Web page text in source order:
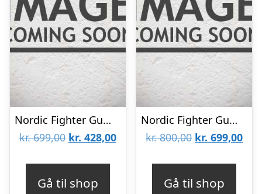
Nordic Fighter Gummi Floor Guards Fitnessgulv All Black 25mm
kr.699,00 Den
kr. 428,00Den
Gå til shop
Nordic Fighter Gummi Floor Guards Fitnessgulv All Black 30mm
kr.800,00 Den
kr. 699,00Den
Gå til shop